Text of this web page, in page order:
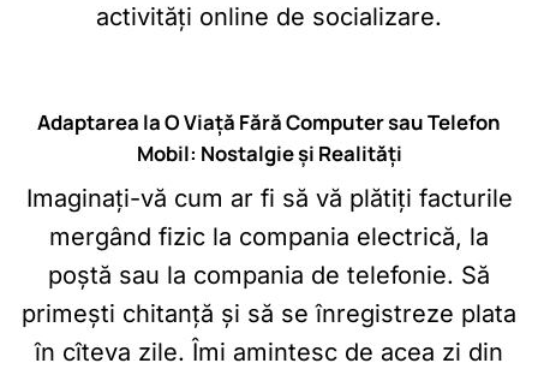
activități online de socializare.
Adaptarea la O Viață Fără Computer sau Telefon
Mobil: Nostalgie și Realități
Imaginați-vă cum ar fi să vă plătiți facturile
mergând fizic la compania electrică, la
poștă sau la compania de telefonie. Să
primești chitanță și să se înregistreze plata
în cîteva zile. Îmi amintesc de acea zi din